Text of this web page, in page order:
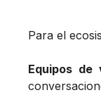
Para el
Equipos